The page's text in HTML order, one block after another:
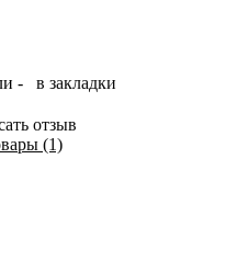
-
в закладки
отзыв
(1)